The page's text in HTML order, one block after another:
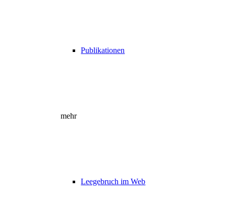
Publikationen
mehr
Leegebruch im Web